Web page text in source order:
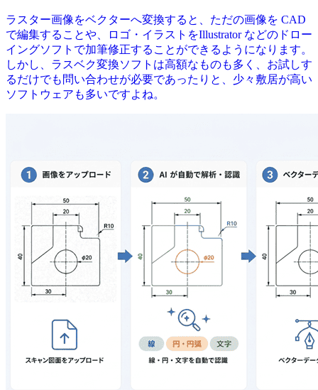
ラスター画像をベクターへ変換すると、ただの画像を CAD
で編集することや、ロゴ・イラストをIllustrator などのドロー
イングソフトで加筆修正することができるようになります。
しかし、ラスベク変換ソフトは高額なものも多く、お試しす
るだけでも問い合わせが必要であったりと、少々敷居が高い
ソフトウェアも多いですよね。